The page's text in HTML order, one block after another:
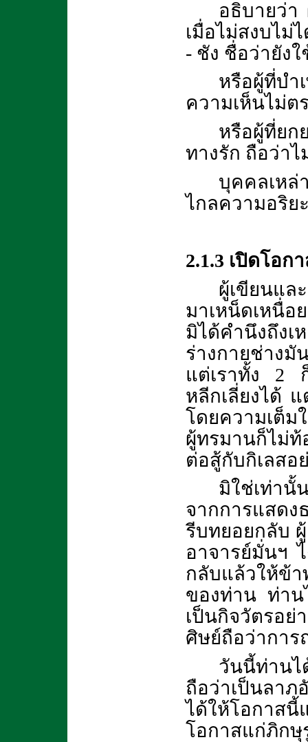
อธิบายว่า
เมื่อไม่สงบไม่
- ชัง ชื่อว่ายังใ
หรือผู้ที่บำ
ความเห็นไม่ต
หรือผู้ที่ยก
ทางรัก ถือว่า
บุคคลเหล่
ไกลความอริย
2.1.3 เปิดโอก
ผู้เขียนแล
มาเหน็ดเหนื่
มิได้คำนึงถึง
ร่างกายช่าง
แต่เราทั้ง 2
หลีกเลี่ยงได้
โดยความเต็ม
ผู้ทรมานก็ไม่
ต่อสู้กับกิเลสอ
มิใช่เท่านั้
จากการแสด
รีบทยอยกลับ
อาจารย์มั่นฯ
กลับแล้วให้ข้า
ของท่าน ท่าน
เป็นกิจวัตรอ
ศิษย์ถือว่าการ
วันนี้ท่าน
ถือว่าเป็นลา
ได้ให้โอกาส
โอกาสแก่ภิกษุ